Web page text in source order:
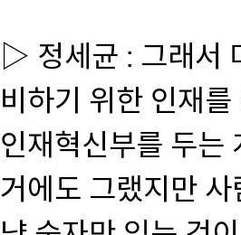
▷ 정세균 : 그래서
비하기 위한 인재
인재혁신부를 두는
거에도 그랬지만